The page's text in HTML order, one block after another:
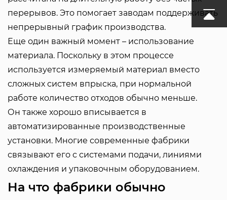
перерывов. Это помогает заводам поддерживать
непрерывный график производства.
Еще один важный момент – использование
материала. Поскольку в этом процессе
используется измеряемый материал вместо
сложных систем впрыска, при нормальной
работе количество отходов обычно меньше.
Он также хорошо вписывается в
автоматизированные производственные
установки. Многие современные фабрики
связывают его с системами подачи, линиями
охлаждения и упаковочным оборудованием.
На что фабрики обычно